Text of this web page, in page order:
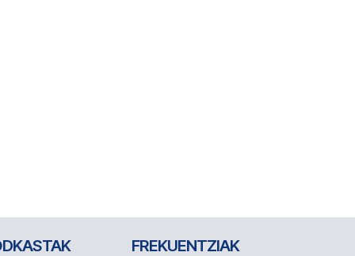
FREKUENTZIAK